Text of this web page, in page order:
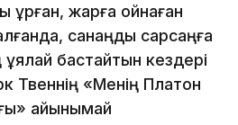
жарға ойнаған
санаңды сарсаңға
бастайтын кездері
Твеннің «Менің Платон
айынымай